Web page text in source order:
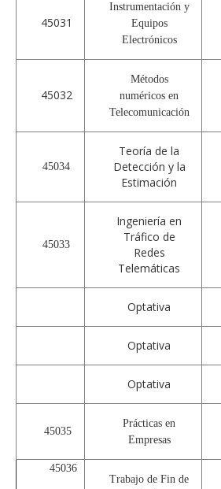
45031
Instrumentación y
Equipos
Electrónicos
45032
Métodos
numéricos en
Telecomunicación
45034
Teoría de la
Detección y la
Estimación
45033
Ingeniería en
Tráfico de
Redes
Telemáticas
Optativa
Optativa
Optativa
45035
Prácticas en
Empresas
45036
Trabajo de Fin de